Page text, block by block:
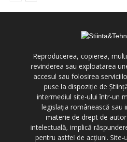
Reproducerea, copierea,
revinderea sau exploatarea
accesul sau folosirea
puse la dispoziție de
intermediul site-ului într-un
legislația românească sau
materie de drept de
intelectuală, implică
pentru astfel de acțiuni. Site-